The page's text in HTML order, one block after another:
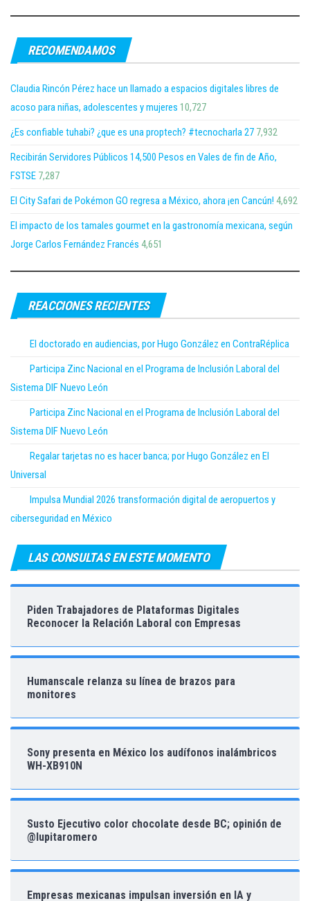
RECOMENDAMOS
Claudia Rincón Pérez hace un llamado a espacios digitales libres de
acoso para niñas, adolescentes y mujeres 10,727
¿Es confiable tuhabi? ¿que es una proptech? #tecnocharla 27 7,932
Recibirán Servidores Públicos 14,500 Pesos en Vales de fin de Año,
FSTSE 7,287
El City Safari de Pokémon GO regresa a México, ahora ¡en Cancún! 4,692
El impacto de los tamales gourmet en la gastronomía mexicana, según
Jorge Carlos Fernández Francés 4,651
REACCIONES RECIENTES
El doctorado en audiencias, por Hugo González en ContraRéplica
Participa Zinc Nacional en el Programa de Inclusión Laboral del
Sistema DIF Nuevo León
Participa Zinc Nacional en el Programa de Inclusión Laboral del
Sistema DIF Nuevo León
Regalar tarjetas no es hacer banca; por Hugo González en El
Universal
Impulsa Mundial 2026 transformación digital de aeropuertos y
ciberseguridad en México
LAS CONSULTAS EN ESTE MOMENTO
Piden Trabajadores de Plataformas Digitales
Reconocer la Relación Laboral con Empresas
Humanscale relanza su línea de brazos para
monitores
Sony presenta en México los audífonos inalámbricos
WH-XB910N
Susto Ejecutivo color chocolate desde BC; opinión de
@lupitaromero
Empresas mexicanas impulsan inversión en IA y